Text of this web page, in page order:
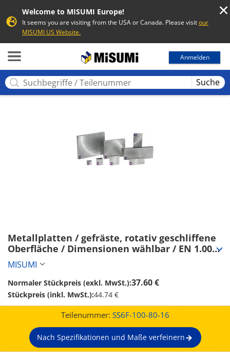
Welcome to MISUMI Europe!
It seems you are visiting from the USA or Canada. Please visitour
MISUMI US Website.
Anmelden
Suche
Metallplatten / gefräste, rotativ geschliffene
Oberfläche / Dimensionen wählbar / EN 1.0038
Equiv. (SS6F-100-80-16)
MISUMI
Normaler Stückpreis (exkl. MwSt.):37.60 €
Stückpreis (inkl. MwSt.):44.74 €
Teilenummer: SS6F-100-80-16
Nach Spezifikationen und Maße verfeinern